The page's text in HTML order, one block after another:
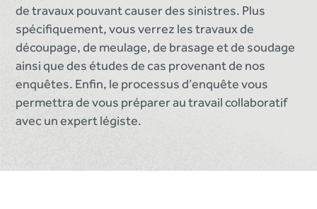
de travaux pouvant causer des sinistres. Plus
spécifiquement, vous verrez les travaux de
découpage, de meulage, de brasage et de soudage
ainsi que des études de cas provenant de nos
enquêtes. Enfin, le processus d’enquête vous
permettra de vous préparer au travail collaboratif
avec un expert légiste.